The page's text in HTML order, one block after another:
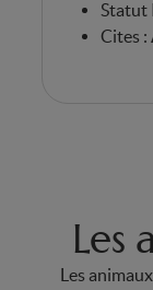
Statut
Cites :
Les
Les